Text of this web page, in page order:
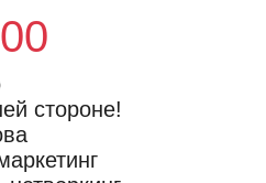
стороне!